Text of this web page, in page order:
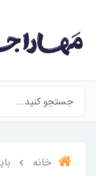
خانه